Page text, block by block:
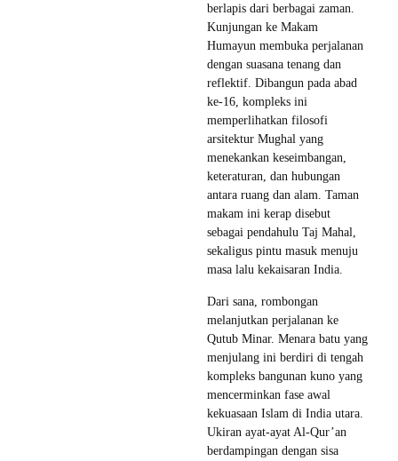
berlapis dari berbagai zaman.
Kunjungan ke Makam
Humayun membuka perjalanan
dengan suasana tenang dan
reflektif. Dibangun pada abad
ke-16, kompleks ini
memperlihatkan filosofi
arsitektur Mughal yang
menekankan keseimbangan,
keteraturan, dan hubungan
antara ruang dan alam. Taman
makam ini kerap disebut
sebagai pendahulu Taj Mahal,
sekaligus pintu masuk menuju
masa lalu kekaisaran India.
Dari sana, rombongan
melanjutkan perjalanan ke
Qutub Minar. Menara batu yang
menjulang ini berdiri di tengah
kompleks bangunan kuno yang
mencerminkan fase awal
kekuasaan Islam di India utara.
Ukiran ayat-ayat Al-Qur’an
berdampingan dengan sisa